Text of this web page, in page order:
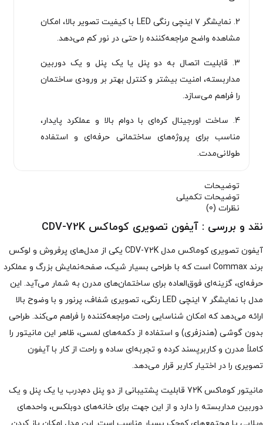
2. نمایشگر ۷ اینچی رنگی LED با کیفیت تصویر بالا، امکان
مشاهده واضح مراجعه‌کننده را حتی در نور کم می‌دهد.
3. قابلیت اتصال به دو پنل یا یک پنل و یک دوربین
مداربسته، امنیت بیشتر و کنترل بهتر بر ورودی ساختمان
را فراهم می‌سازد.
4. ساخت اورجینال کره‌ای با دوام بالا و عملکرد پایدار،
مناسب برای پروژه‌های ساختمانی حرفه‌ای و استفاده
طولانی‌مدت.
توضیحات
توضیحات تکمیلی
نظرات (0)
نقد و بررسی : آیفون تصویری کوماکس CDV-72K
آیفون تصویری کوماکس مدل CDV-72K یکی از مدل‌های پرفروش و لوکس
برند Commax است که با طراحی بسیار شیک، صفحه‌نمایش بزرگ و عملکرد
حرفه‌ای، گزینه‌ای فوق‌العاده برای ساختمان‌های مدرن به شمار می‌آید. این
مدل با نمایشگر ۷ اینچی LED رنگی، تصویری شفاف، پرنور و با وضوح بالا
ارائه می‌دهد که امکان شناسایی راحت مراجعه‌کننده را فراهم می‌کند. طراحی
بدون گوشی (هندزفری) و استفاده از دکمه‌های لمسی، ظاهر این مانیتور را
کاملاً مدرن و کاربرپسند کرده و تجربه‌ای ساده و راحت از کار با آیفون
تصویری را در اختیار کاربر قرار می‌دهد.
مانیتور کوماکس 72K قابلیت پشتیبانی از دو پنل دم‌درب یا یک پنل و یک
دوربین مداربسته را دارد و از این جهت برای خانه‌های دوبلکس، واحدهای